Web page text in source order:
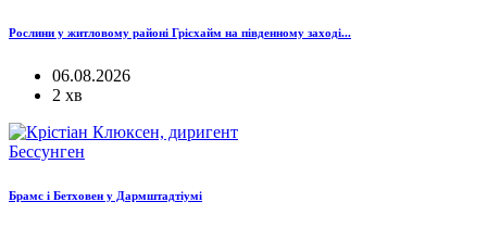
Рослини у житловому районі Грісхайм на південному заході...
06.08.2026
2 хв
Бессунген
Брамс і Бетховен у Дармштадтіумі